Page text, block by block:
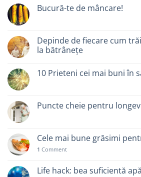
Bucură-te de mâncare!
Depinde de fiecare cum
la bătrânețe
10 Prieteni cei mai buni în
Puncte cheie pentru
Cele mai bune grăsimi
1 Comment
Life hack: bea suficientă